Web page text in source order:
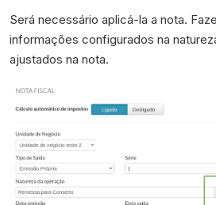
Será necessário aplicá-la a nota.
informações configurados na
ajustados na nota.